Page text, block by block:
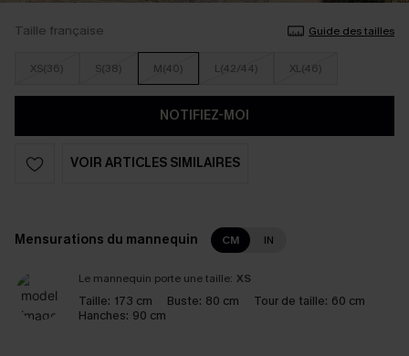
Taille française Guide des tailles
XS(36) S(38) M(40) L(42/44) XL(46)
NOTIFIEZ-MOI
VOIR ARTICLES SIMILAIRES
Mensurations du mannequin CM IN
Le mannequin porte une taille: XS
Taille: 173 cm Buste: 80 cm Tour de taille: 60 cm
Hanches: 90 cm